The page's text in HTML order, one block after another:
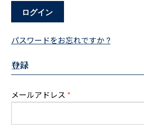
ログイン
パスワードをお忘れですか ?
登録
メールアドレス *必